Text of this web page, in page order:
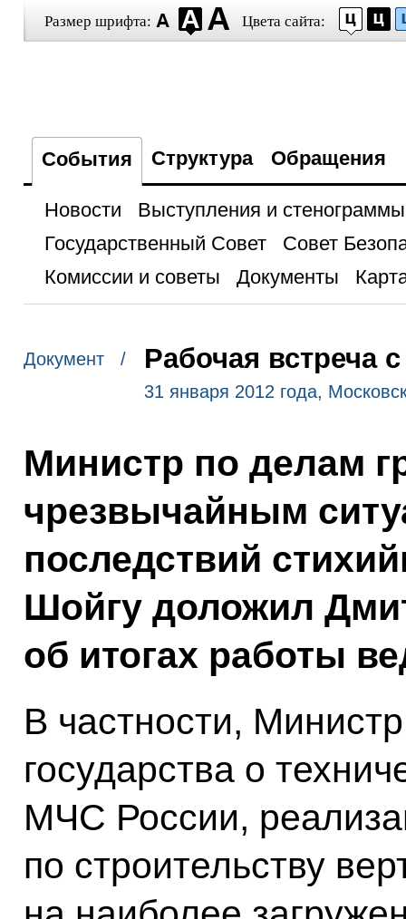
Размер шрифта: Цвета сайта:
События Структура Обращения
Новости
Выступления и стенограммы
Государственный Совет
Совет
Комиссии и советы
Документы
Документ / Рабочая встреча
31 января 2012 года,
Министр по делам
чрезвычайным
последствий
Шойгу доложил
об итогах работы
В частности,
государства о
МЧС России,
по строительству